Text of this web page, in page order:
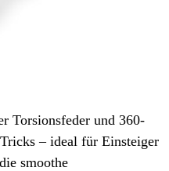
Torsionsfeder und 360-
– ideal für Einsteiger
smoothe